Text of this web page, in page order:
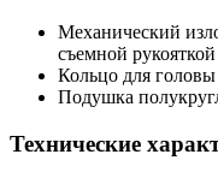
Механический
съемной рукояткой
Кольцо для
Подушка
Технические